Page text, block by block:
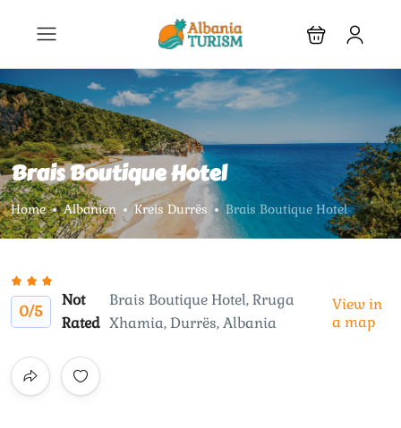
Brais Boutique Hotel
Home Albanien Kreis Durrës Brais Boutique Hotel
0/5
Not
Rated
Brais Boutique Hotel, Rruga
Xhamia, Durrës, Albania
View in
a map